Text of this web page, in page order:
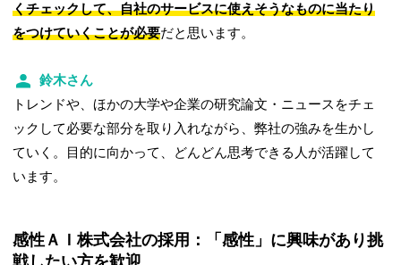
くチェックして、自社のサービスに使えそうなものに当たり
をつけていくことが必要だと思います。
鈴木さん
トレンドや、ほかの大学や企業の研究論文・ニュースをチェ
ックして必要な部分を取り入れながら、弊社の強みを生かし
ていく。目的に向かって、どんどん思考できる人が活躍して
います。
感性ＡＩ株式会社の採用：「感性」に興味があり挑
戦したい方を歓迎